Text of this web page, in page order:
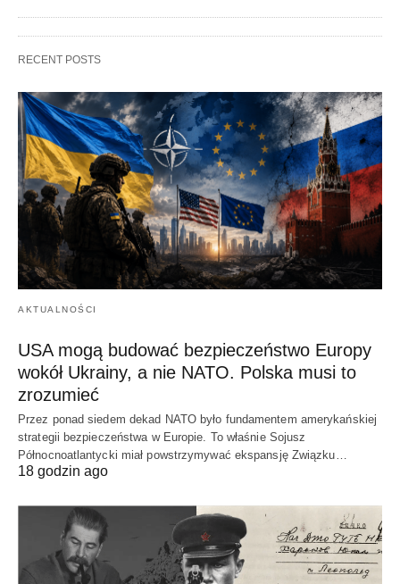
RECENT POSTS
AKTUALNOŚCI
USA mogą budować bezpieczeństwo Europy
wokół Ukrainy, a nie NATO. Polska musi to
zrozumieć
Przez ponad siedem dekad NATO było fundamentem amerykańskiej
strategii bezpieczeństwa w Europie. To właśnie Sojusz
Północnoatlantycki miał powstrzymywać ekspansję Związku…
18 godzin ago